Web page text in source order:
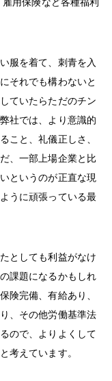
服を着て、刺青を入
それでも構わないと
ていたらただのチン
社では、より意識的
こと、礼儀正しさ、
、一部上場企業と比
というのが正直な現
うに頑張っている最
としても利益がなけ
課題になるかもしれ
険完備、有給あり、
、その他労働基準法
ので、よりよくして
考えています。